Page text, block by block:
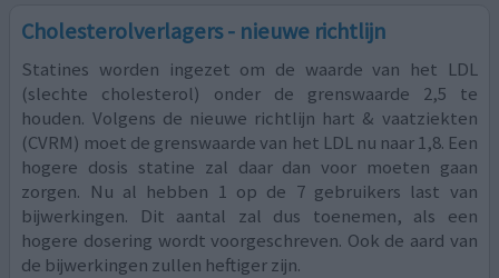
Cholesterolverlagers - nieuwe richtlijn
Statines worden ingezet om de waarde van het LDL
(slechte cholesterol) onder de grenswaarde 2,5 te
houden. Volgens de nieuwe richtlijn hart & vaatziekten
(CVRM) moet de grenswaarde van het LDL nu naar 1,8. Een
hogere dosis statine zal daar dan voor moeten gaan
zorgen. Nu al hebben 1 op de 7 gebruikers last van
bijwerkingen. Dit aantal zal dus toenemen, als een
hogere dosering wordt voorgeschreven. Ook de aard van
de bijwerkingen zullen heftiger zijn.